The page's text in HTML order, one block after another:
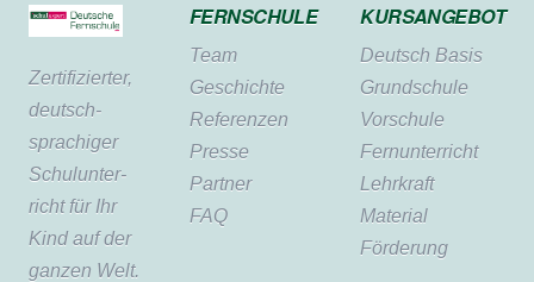
Zertifi­zierter,
deutsch­
sprachiger
Schul­unter­
richt für Ihr
Kind auf der
ganzen Welt.
FERNSCHULE
Team
Geschichte
Referenzen
Presse
Partner
FAQ
KURSANGEBOT
Deutsch Basis
Grundschule
Vorschule
Fernunterricht
Lehrkraft
Material
Förderung